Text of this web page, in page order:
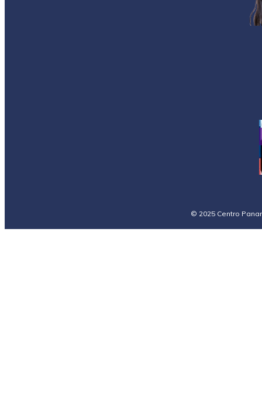
© 2025 Centro